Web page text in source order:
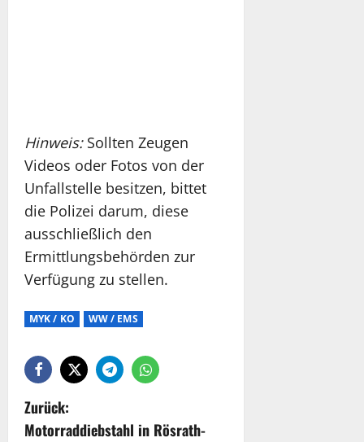
Hinweis:Sollten Zeugen
Videos oder Fotos von der
Unfallstelle besitzen, bittet
die Polizei darum, diese
ausschließlich den
Ermittlungsbehörden zur
Verfügung zu stellen.
MYK / KO WW / EMS
Zurück:
Motorraddiebstahl in Rösrath-